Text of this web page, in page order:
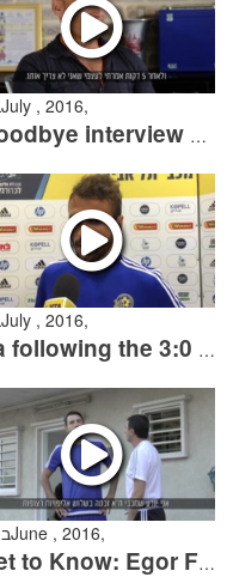
5 בJuly , 2016,
Goodbye interview with Martin Bain
1 בJuly , 2016,
Sa following the 3:0 win over Gorica
30 בJune , 2016,
Get to Know: Egor Filipenka